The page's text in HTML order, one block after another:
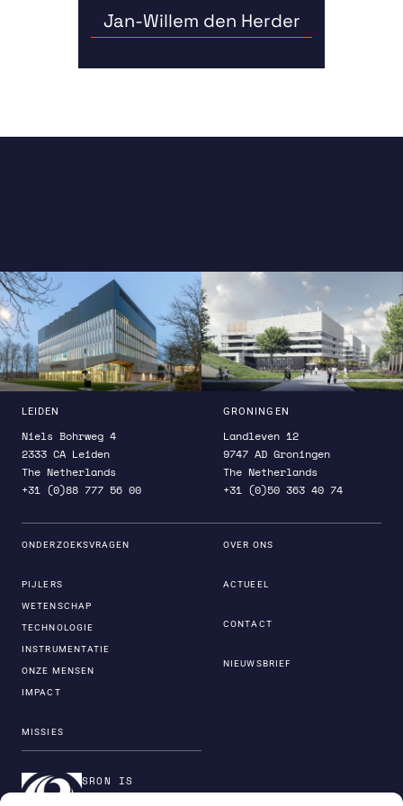
Jan-Willem den Herder
LEIDEN
Niels Bohrweg 4
2333 CA Leiden
The Netherlands
+31 (0)88 777 56 00
GRONINGEN
Landleven 12
9747 AD Groningen
The Netherlands
+31 (0)50 363 40 74
ONDERZOEKSVRAGEN
PIJLERS
WETENSCHAP
TECHNOLOGIE
INSTRUMENTATIE
ONZE MENSEN
IMPACT
MISSIES
OVER ONS
ACTUEEL
CONTACT
NIEUWSBRIEF
SRON IS